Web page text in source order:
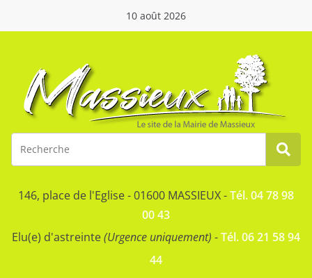
10 août 2026
146, place de l'Eglise - 01600 MASSIEUX -Tél. 04 78 98
00 43
Elu(e) d'astreinte(Urgence uniquement) -Tél. 06 21 58 94
44